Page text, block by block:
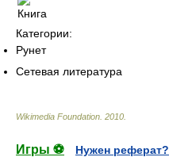
Категории:
Рунет
Сетевая литература
Wikimedia Foundation 2010
Игры ⚽
Нужен реферат?